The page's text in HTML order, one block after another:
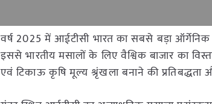
वर्ष 2025 में आईटीसी भारत का सबसे बड़ा ऑर्गेनिक
इससे भारतीय मसालों के लिए वैश्विक बाजार का
एवं टिकाऊ कृषि मूल्य श्रृंखला बनाने की